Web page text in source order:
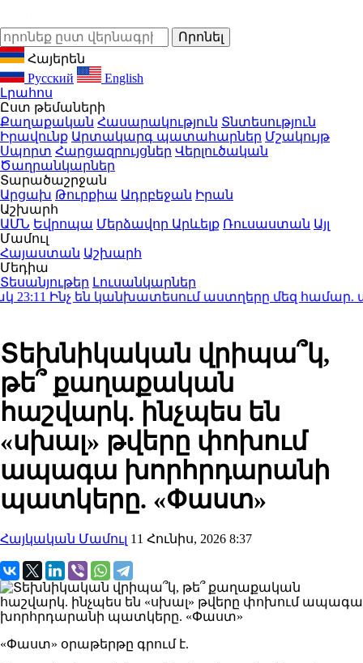
Հայերեն
Русский
English
Լրահոս
Ըստ թեմաների
Քաղաքական Հասարակություն Տնտեսություն
Իրավունք Արտակարգ պատահարներ Մշակույթ
Սպորտ Հարցազրույցներ Վերլուծական
Ծաղրանկարներ
Տարածաշրջան
Արցախ Թուրքիա Ադրբեջան Իրան
Աշխարհ
ԱՄՆ Եվրոպա Մերձավոր Արևելք Ռուսաստան Այլ
Մամուլ
Հայաստան Աշխարհ
Մեդիա
Տեսանյութեր Լուսանկարներ
Ինչ են կանխատեսում աստղերը մեզ համար.
Տեխնիկական վրիպա՞կ,
թե՞ քաղաքական
հաշվարկ. ինչպես են
«սխալ» թվերը փոխում
ապագա խորհրդարանի
պատկերը. «Փաստ»
Հայկական Մամուլ 11 Հունիս, 2026 8:37
«Փաստ» օրաթերթը գրում է.